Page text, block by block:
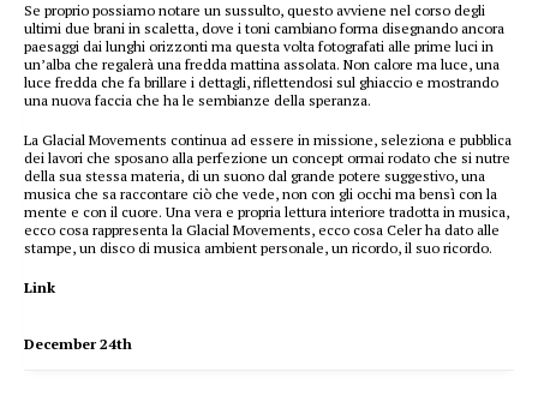
Se proprio possiamo notare un sussulto, questo avviene nel corso degli
ultimi due brani in scaletta, dove i toni cambiano forma disegnando ancora
paesaggi dai lunghi orizzonti ma questa volta fotografati alle prime luci in
un’alba che regalerà una fredda mattina assolata. Non calore ma luce, una
luce fredda che fa brillare i dettagli, riflettendosi sul ghiaccio e mostrando
una nuova faccia che ha le sembianze della speranza.
La Glacial Movements continua ad essere in missione, seleziona e pubblica
dei lavori che sposano alla perfezione un concept ormai rodato che si nutre
della sua stessa materia, di un suono dal grande potere suggestivo, una
musica che sa raccontare ciò che vede, non con gli occhi ma bensì con la
mente e con il cuore. Una vera e propria lettura interiore tradotta in musica,
ecco cosa rappresenta la Glacial Movements, ecco cosa Celer ha dato alle
stampe, un disco di musica ambient personale, un ricordo, il suo ricordo.
Link
December 24th